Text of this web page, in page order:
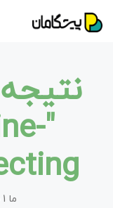
ما 1 مقاله برای شما پیدا کردیم